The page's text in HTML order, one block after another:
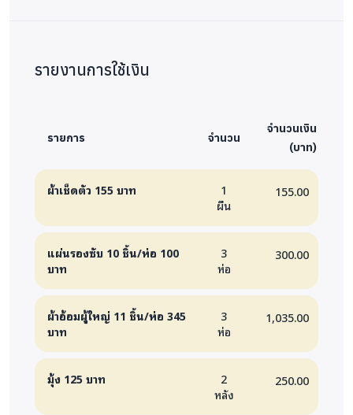
ชุมชนเพิ่มขึ้น ผู้ใหญ่บ้านและ อสม. พร้อมประสานงาน
คือ แม้โครงการจะออก
ชุมชนและช่วยเหลือไปแล้วหลายรอบ แต่ยังมีงานต่อ
เนื่องที่อยู่ระหว่างดำเนินการ ได้แก่ การติดตามผล
แต่ละราย เพื่อตรวจสอบว่าสิ่งของที่มอบไปเพียงพอ
หรือไม่ ภาวะสุขภาพดีขึ้นหรือแย่ลง การซ่อมแซมหรือ
ปรับปรุงที่อยู่อาศัย ซึ่งผู้สูงอายุจำนวน 7 รายต้องการ
ปรับสภาพบ้านเป็นพิเศษ เช่น ห้องน้ำหรือเตียงนอนที่
ถูกสุขลักษณะ รวมไปถึงการจัดหาอุปกรณ์เฉพาะทาง
เช่น ที่นอนลม
ไม้เท้า
และ
ที่สำคัญคือการ สร้างเครือข่ายผู้สนับสนุนประจำ ซึ่ง ยัง
ต้องหาผู้สนับสนุนในส่วนอาหารแห้ง ผ้าอ้อมผู้ใหญ่ และ
งบประมาณการเดินทาง
ข้อสรุปและข้อเสนอแนะ
ของโครงการ “หนึ่งน้ำใจ
รายงานการใช้เงิน
รายการ จำนวน
จำนวนเงิน
(บาท)
ผ้าเช็ดตัว 155 บาท
1
ผืน
155.00
แผ่นรองซับ 10 ชิ้น/ห่อ 100
บาท
3
ห่อ
300.00
ผ้าอ้อมผู้ใหญ่ 11 ชิ้น/ห่อ 345
บาท
3
ห่อ
1,035.00
มุ้ง 125 บาท
2
หลัง
250.00